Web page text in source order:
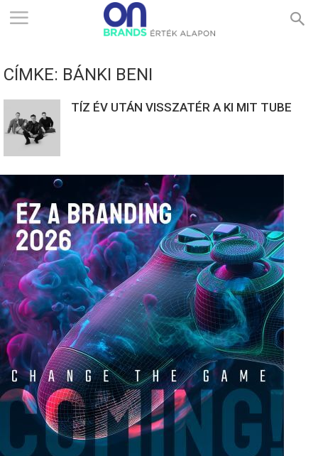
ONBRANDS
ÉRTÉK
ALAPON
CÍMKE: BÁNKI BENI
TÍZ ÉV UTÁN VISSZATÉR A KI MIT TUBE